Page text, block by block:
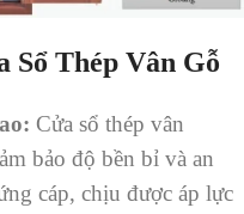
Sổ Thép Vân Gỗ
Cửa sổ thép vân
bảo độ bền bỉ và an
cáp, chịu được áp lực